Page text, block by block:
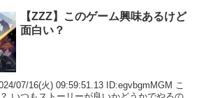
【ZZZ】このゲーム興味あるけど
面白い？
07/16(火) 09:59:51.13 ID:egvbgmMGM こ